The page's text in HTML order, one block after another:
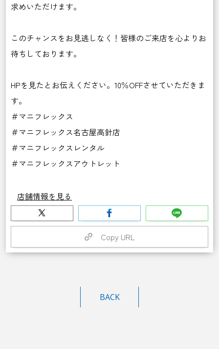
求めいただけます。
このチャンスをお見逃しなく！皆様のご来店を心よりお
待ちしております。
HPを見たとお伝えください。10％OFFさせていただきま
す。
＃マニフレックス
＃マニフレックス名古屋高針店
＃マニフレックスレンタル
＃マニフレックスアウトレット
店舗情報を見る
Copy URL
BACK